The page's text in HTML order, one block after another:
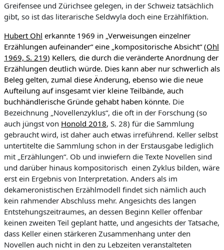
Greifensee und Zürichsee gelegen, in der Schweiz tatsächlich
gibt, so ist das literarische Seldwyla doch eine Erzählfiktion.
Hubert Ohl erkannte 1969 in „Verweisungen einzelner
Erzählungen aufeinander“ eine „kompositorische Absicht“ (Ohl
1969, S. 219) Kellers, die durch die veränderte Anordnung der
Erzählungen deutlich würde. Dies kann aber nur schwerlich als
Beleg gelten, zumal diese Änderung, ebenso wie die neue
Aufteilung auf insgesamt vier kleine Teilbände, auch
buchhändlerische Gründe gehabt haben könnte. Die
Bezeichnung „Novellenzyklus“, die oft in der Forschung (so
auch jüngst von Honold 2018, S. 28) für die Sammlung
gebraucht wird, ist daher auch etwas irreführend. Keller selbst
untertitelte die Sammlung schon in der Erstausgabe lediglich
mit „Erzählungen“. Ob und inwiefern die Texte Novellen sind
und darüber hinaus kompositorisch einen Zyklus bilden, wäre
erst ein Ergebnis von Interpretation. Anders als im
dekameronistischen Erzählmodell findet sich nämlich auch
kein rahmender Abschluss mehr. Angesichts des langen
Entstehungszeitraumes, an dessen Beginn Keller offenbar
keinen zweiten Teil geplant hatte, und angesichts der Tatsache,
dass Keller einen stärkeren Zusammenhang unter den
Novellen auch nicht in den zu Lebzeiten veranstalteten